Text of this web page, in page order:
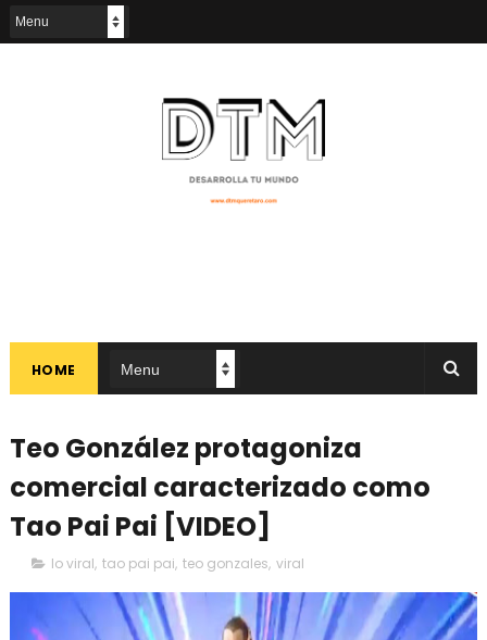
HOME
Teo González protagoniza
comercial caracterizado como
Tao Pai Pai [VIDEO]
lo viral, tao pai pai, teo gonzales, viral